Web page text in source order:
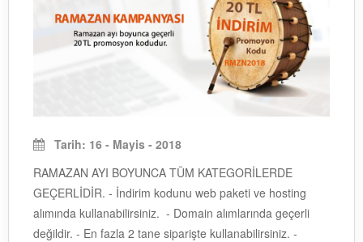
Tarih: 16 - Mayis - 2018
RAMAZAN AYI BOYUNCA TÜM KATEGORİLERDE
GEÇERLİDİR. - İndirim kodunu web paketi ve hosting
alımında kullanabilirsiniz. - Domain alımlarında geçerli
değildir. - En fazla 2 tane siparişte kullanabilirsiniz. -